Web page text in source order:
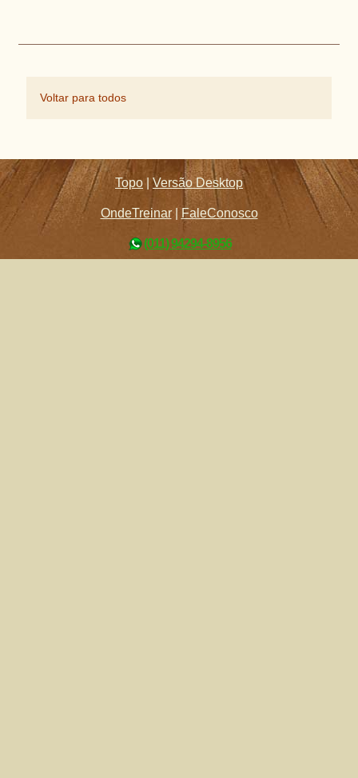
Voltar para todos
Topo |Versão Desktop
OndeTreinar| FaleConosco
(011) 94294-8956